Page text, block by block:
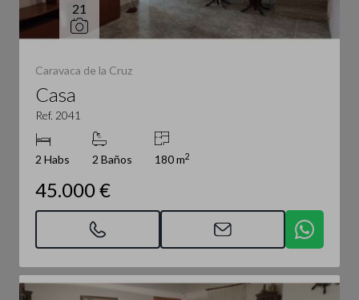
21
Caravaca de la Cruz
Casa
Ref. 2041
2 Habs 2 Baños 180 m2
45.000 €